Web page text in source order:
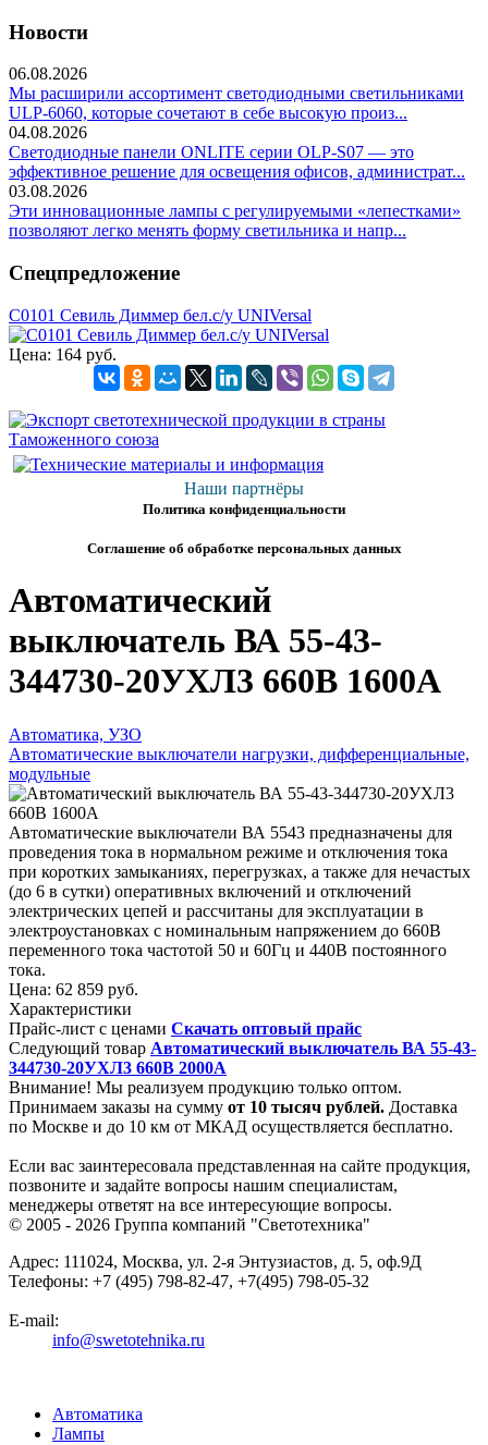
Новости
06.08.2026
Мы расширили ассортимент светодиодными светильниками
ULP-6060, которые сочетают в себе высокую произ...
04.08.2026
Светодиодные панели ONLITE серии OLP-S07 — это
эффективное решение для освещения офисов, администрат...
03.08.2026
Эти инновационные лампы с регулируемыми «лепестками»
позволяют легко менять форму светильника и напр...
Спецпредложение
С0101 Севиль Диммер бел.с/у UNIVersal
Цена: 164 руб.
Наши партнёры
Политика конфиденциальности
Соглашение об обработке персональных данных
Автоматический
выключатель ВА 55-43-
344730-20УХЛ3 660В 1600А
Автоматика, УЗО
Автоматические выключатели нагрузки, дифференциальные,
модульные
Автоматические выключатели ВА 5543 предназначены для
проведения тока в нормальном режиме и отключения тока
при коротких замыканиях, перегрузках, а также для нечастых
(до 6 в сутки) оперативных включений и отключений
электрических цепей и рассчитаны для эксплуатации в
электроустановках с номинальным напряжением до 660В
переменного тока частотой 50 и 60Гц и 440В постоянного
тока.
Цена: 62 859 руб.
Характеристики
Прайс-лист с ценами Скачать оптовый прайс
Следующий товар Автоматический выключатель ВА 55-43-
344730-20УХЛ3 660В 2000А
Внимание! Мы реализуем продукцию только оптом.
Принимаем заказы на сумму от 10 тысяч рублей. Доставка
по Москве и до 10 км от МКАД осуществляется бесплатно.
Если вас заинтересовала представленная на сайте продукция,
позвоните и задайте вопросы нашим специалистам,
менеджеры ответят на все интересующие вопросы.
© 2005 - 2026 Группа компаний "Светотехника"
Адрес: 111024, Москва, ул. 2-я Энтузиастов, д. 5, оф.9Д
Телефоны: +7 (495) 798-82-47, +7(495) 798-05-32
E-mail:
info@swetotehnika.ru
Автоматика
Лампы